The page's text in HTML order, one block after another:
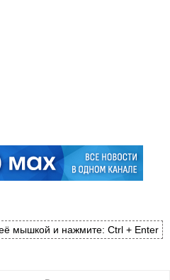
мышкой и нажмите: Ctrl + Enter